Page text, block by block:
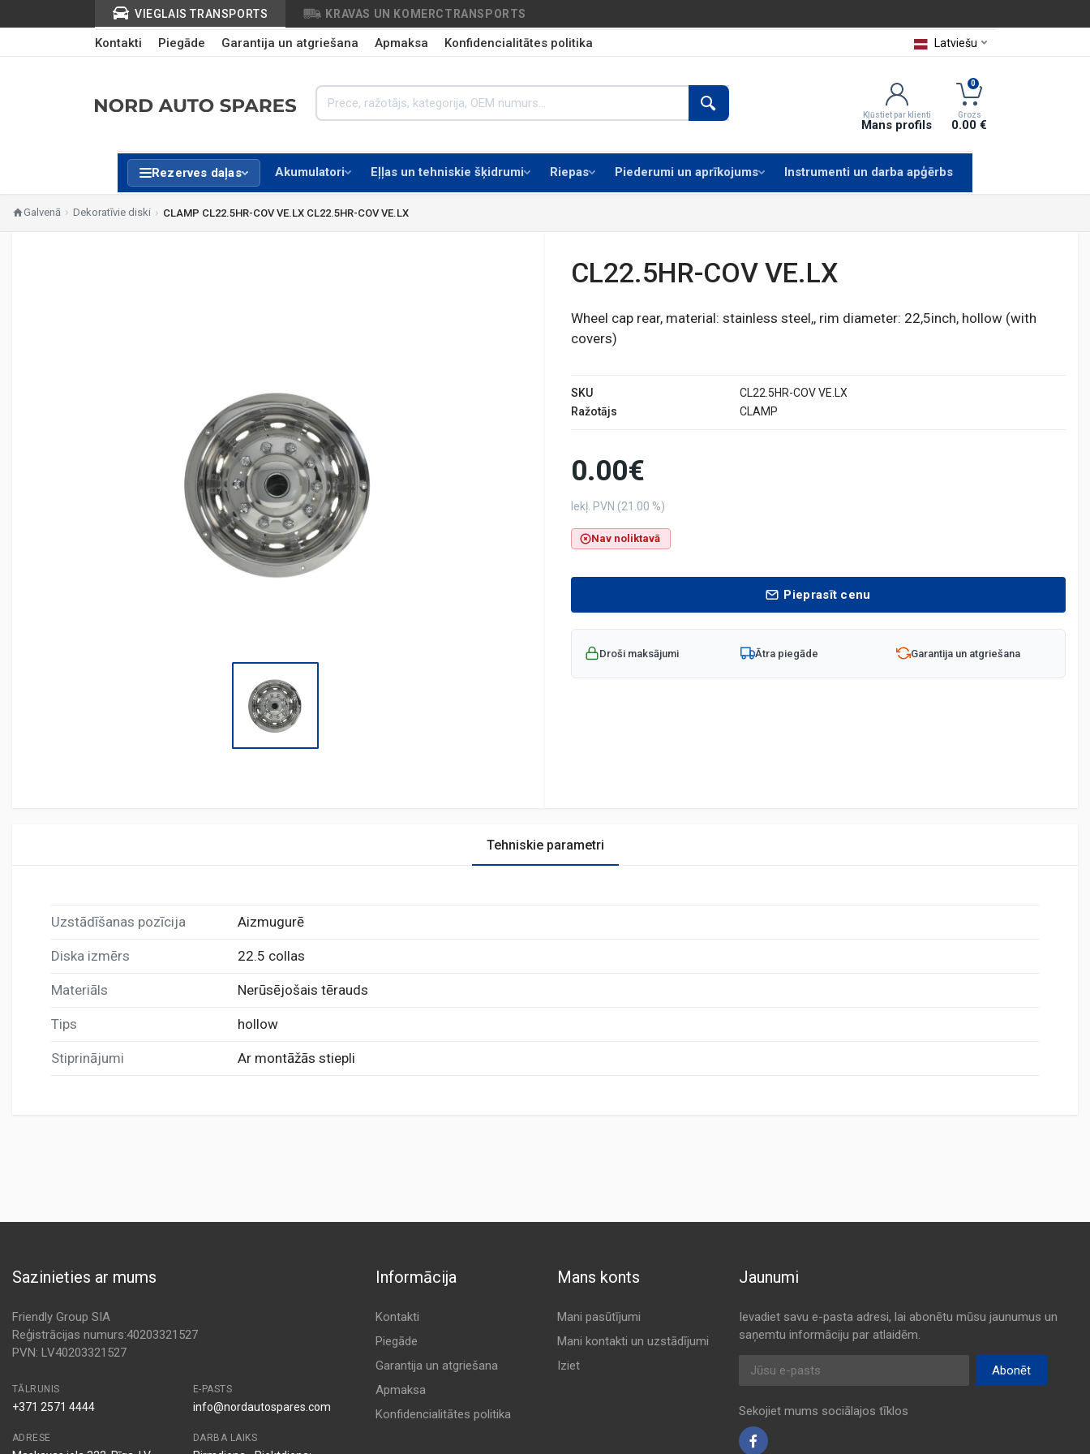
VIEGLAIS TRANSPORTS KRAVAS UN KOMERCTRANSPORTS
Kontakti Piegāde Garantija un atgriešana Apmaksa Konfidencialitātes politika Latviešu
Rezerves daļas Akumulatori Eļļas un tehniskie šķidrumi Riepas Piederumi un aprīkojums Instrumenti un darba apģērbs
Kļūstiet par klienti
Mans profils
0
Grozs
0.00 €
Galvenā Dekoratīvie diski CLAMP CL22.5HR-COV VE.LX CL22.5HR-COV VE.LX
CL22.5HR-COV VE.LX
Wheel cap rear, material: stainless steel,, rim diameter: 22,5inch, hollow (with
covers)
SKU
CL22.5HR-COV VE.LX
Ražotājs
CLAMP
0.00€
Iekļ. PVN (21.00 %)
Nav noliktavā
Pieprasīt cenu
Droši maksājumi Ātra piegāde Garantija un atgriešana
Tehniskie parametri
Uzstādīšanas pozīcija Aizmugurē
Diska izmērs 22.5 collas
Materiāls Nerūsējošais tērauds
Tips hollow
Stiprinājumi Ar montāžās stiepli
Sazinieties ar mums
Friendly Group SIA
Reģistrācijas numurs:40203321527
PVN: LV40203321527
TĀLRUNIS
+371 2571 4444
E-PASTS
info@nordautospares.com
ADRESE DARBA LAIKS
Informācija
Kontakti
Piegāde
Garantija un atgriešana
Apmaksa
Konfidencialitātes politika
Mans konts
Mani pasūtījumi
Mani kontakti un uzstādījumi
Iziet
Jaunumi
Ievadiet savu e-pasta adresi, lai abonētu mūsu jaunumus un
saņemtu informāciju par atlaidēm.
E-pasta adrese
Abonēt
Sekojiet mums sociālajos tīklos